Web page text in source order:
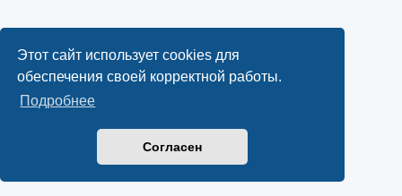
Этот сайт использует cookies для
обеспечения своей корректной работы.
Подробнее
Согласен